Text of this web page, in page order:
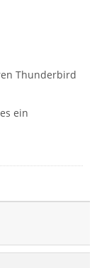
Thunderbird
ein